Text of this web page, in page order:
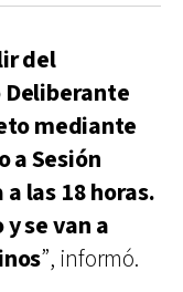
del
Deliberante
mediante
a Sesión
las 18 horas.
se van a
”, informó.